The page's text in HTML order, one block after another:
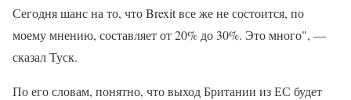
Сегодня шанс на то, что Brexit все же не состоится, по
моему мнению, составляет от 20% до 30%. Это много", —
сказал Туск.
По его словам, понятно, что выход Британии из ЕС будет